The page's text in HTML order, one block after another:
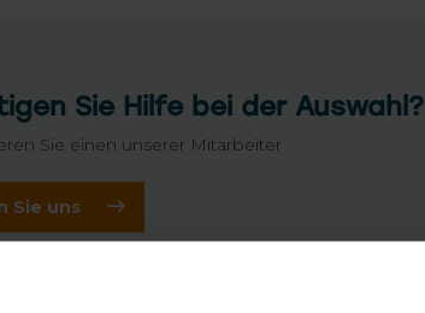
Sie Hilfe bei der Auswahl?
Sie einen unserer Mitarbeiter
Sie uns